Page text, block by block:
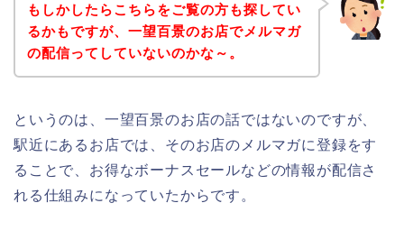
もしかしたらこちらをご覧の方も探してい
るかもですが、一望百景のお店でメルマガ
の配信ってしていないのかな～。
というのは、一望百景のお店の話ではないのですが、
駅近にあるお店では、そのお店のメルマガに登録をす
ることで、お得なボーナスセールなどの情報が配信さ
れる仕組みになっていたからです。